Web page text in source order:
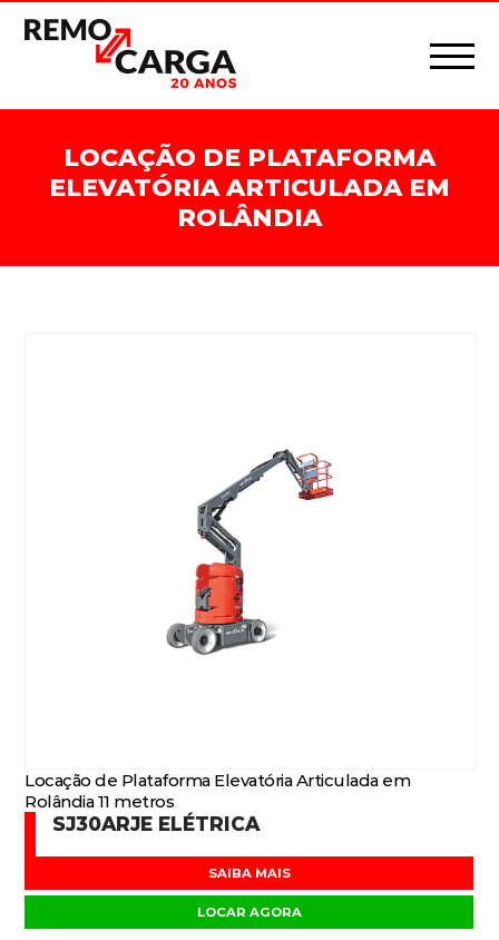
LOCAÇÃO DE PLATAFORMA
ELEVATÓRIA ARTICULADA EM
ROLÂNDIA
Locação de Plataforma Elevatória Articulada em
Rolândia 11 metros
SJ30ARJE ELÉTRICA
SAIBA MAIS
LOCAR AGORA